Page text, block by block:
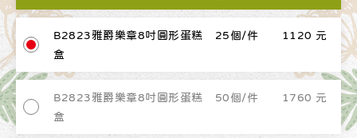
B2823雅爵樂章8吋圓形蛋糕
盒
25個/件 1120 元
B2823雅爵樂章8吋圓形蛋糕
盒
50個/件 1760 元